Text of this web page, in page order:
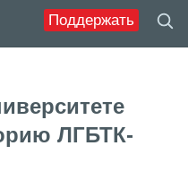
Поддержать
ЛГБТК-